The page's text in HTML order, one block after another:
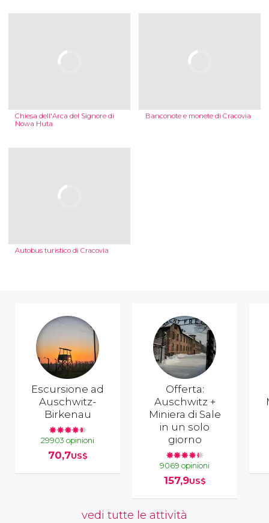
Chiesa dell'Arca del Signore di
Nowa Huta
Banconote e monete di Cracovia
Autobus turistico di Cracovia
Escursione ad
Auschwitz-
Birkenau
29903 opinioni
70,7US$
Offerta:
Auschwitz +
Miniera di Sale
in un solo
giorno
9069 opinioni
157,9US$
vedi tutte le attività